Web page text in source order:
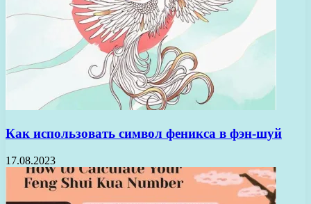
Как использовать символ феникса в фэн-шуй
17.08.2023